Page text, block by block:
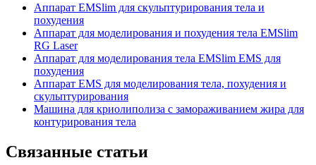
Аппарат EMSlim для скульптурирования тела и
похудения
Аппарат для моделирования и похудения тела EMSlim
RG Laser
Аппарат для моделирования тела EMSlim EMS для
похудения
Аппарат EMS для моделирования тела, похудения и
скульптурирования
Машина для криолиполиза с замораживанием жира для
контурирования тела
Связанные статьи